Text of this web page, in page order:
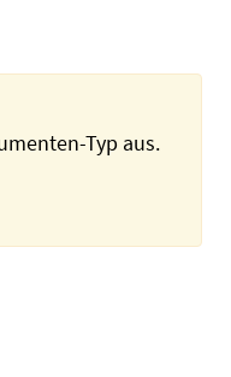
Typ aus.